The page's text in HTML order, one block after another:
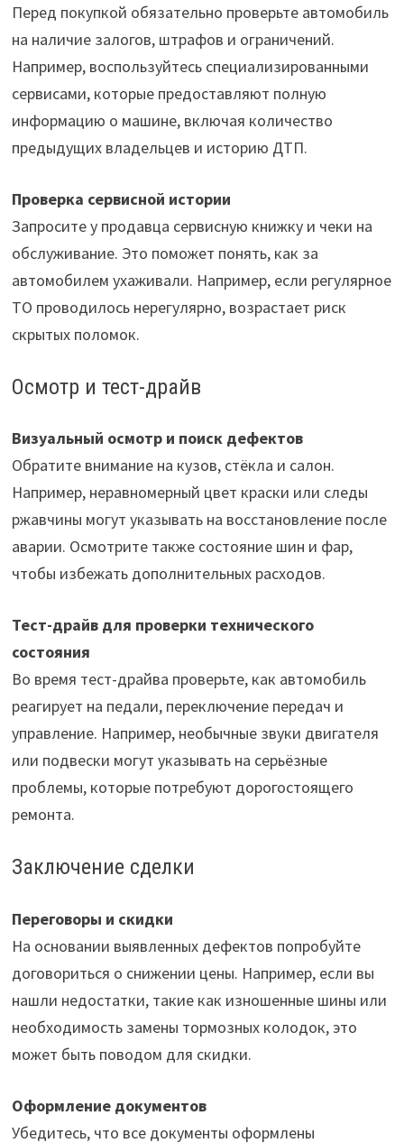
Перед покупкой обязательно проверьте автомобиль
на наличие залогов, штрафов и ограничений.
Например, воспользуйтесь специализированными
сервисами, которые предоставляют полную
информацию о машине, включая количество
предыдущих владельцев и историю ДТП.
Проверка сервисной истории
Запросите у продавца сервисную книжку и чеки на
обслуживание. Это поможет понять, как за
автомобилем ухаживали. Например, если регулярное
ТО проводилось нерегулярно, возрастает риск
скрытых поломок.
Осмотр и тест-драйв
Визуальный осмотр и поиск дефектов
Обратите внимание на кузов, стёкла и салон.
Например, неравномерный цвет краски или следы
ржавчины могут указывать на восстановление после
аварии. Осмотрите также состояние шин и фар,
чтобы избежать дополнительных расходов.
Тест-драйв для проверки технического
состояния
Во время тест-драйва проверьте, как автомобиль
реагирует на педали, переключение передач и
управление. Например, необычные звуки двигателя
или подвески могут указывать на серьёзные
проблемы, которые потребуют дорогостоящего
ремонта.
Заключение сделки
Переговоры и скидки
На основании выявленных дефектов попробуйте
договориться о снижении цены. Например, если вы
нашли недостатки, такие как изношенные шины или
необходимость замены тормозных колодок, это
может быть поводом для скидки.
Оформление документов
Убедитесь, что все документы оформлены